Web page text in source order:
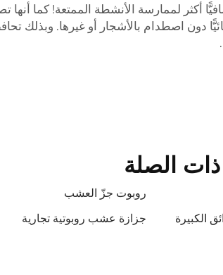
أكثر لممارسة الأنشطة الممتعة! كما
تلقائيًّا دون اصطدام بالأشجار أو غيرها.
الصلة
روبوت جزّ العشب
الكبيرة
جزازة عشب روبوتية تجارية